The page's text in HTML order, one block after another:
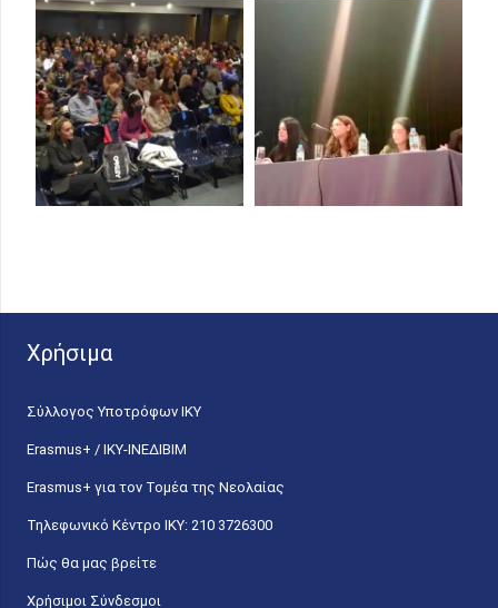
Χρήσιμα
Σύλλογος Υποτρόφων ΙΚΥ
Erasmus+ / ΙΚΥ-ΙΝΕΔΙΒΙΜ
Erasmus+ για τον Τομέα της Νεολαίας
Τηλεφωνικό Κέντρο IKY: 210 3726300
Πώς θα μας βρείτε
Χρήσιμοι Σύνδεσμοι